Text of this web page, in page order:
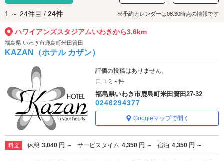
1 ～ 24件目 / 24件 ※予約カレンダーは08:30時点の情報です
ハワイアンズスタジアムいわきから3.6km
福島県 いわき市鹿島町米田簣田
KAZAN（ホテル カザン）
評価の投稿はありません。
口コミ - 件
福島県いわき市鹿島町米田簣田27-32
0246294377
Googleマップで開く
料金 休憩 3,040 円 ～ サービスタイム 4,350 円 ～ 宿泊 4,350 円 ～